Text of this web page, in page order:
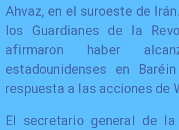
Ahvaz, en el suroeste de
los Guardianes de la
afirmaron haber
estadounidenses en
respuesta a las acciones de
El secretario general de la